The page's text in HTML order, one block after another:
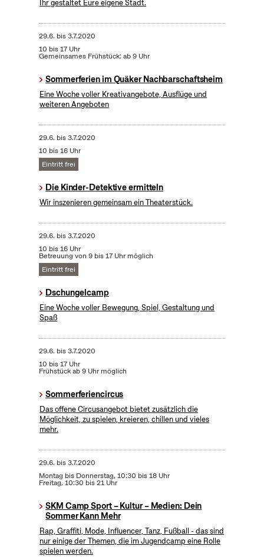
Ihr gestaltet Eure eigene Stadt.
29.6. bis3.7.2020
10 bis 17 Uhr
Gemeinsames Frühstück: ab 9 Uhr
Sommerferien im Quäker Nachbarschaftsheim
Eine Woche voller Kreativangebote, Ausflüge und
weiteren Angeboten
29.6. bis3.7.2020
10 bis 16 Uhr
Eintritt frei
Die Kinder-Detektive ermitteln
Wir inszenieren gemeinsam ein Theaterstück.
29.6. bis3.7.2020
10 bis 16 Uhr
Betreuung von 9 bis 17 Uhr möglich
Eintritt frei
Dschungelcamp
Eine Woche voller Bewegung, Spiel, Gestaltung und
Spaß
29.6. bis3.7.2020
10 bis 17 Uhr
Frühstück ab 9 Uhr möglich
Sommerferiencircus
Das offene Circusangebot bietet zusätzlich die
Möglichkeit, zu spielen, kreieren, chillen und vieles
mehr.
29.6. bis3.7.2020
Montag bis Donnerstag, 10:30 bis 18 Uhr
Freitag, 10:30 bis 21 Uhr
SKM Camp Sport – Kultur – Medien: Dein
Sommer Kann Mehr
Rap, Graffiti, Mode, Influencer, Tanz, Fußball - das sind
nur einige der Themen, die im Jugendcamp eine Rolle
spielen werden.